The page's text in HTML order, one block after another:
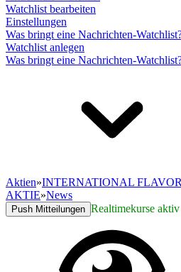
Watchlist bearbeiten
Einstellungen
Was bringt eine Nachrichten-
Watchlist anlegen
Was bringt eine Nachrichten-
Aktien»INTERNATIONAL
AKTIE»News
Push Mitteilungen Realtimekurse aktiv